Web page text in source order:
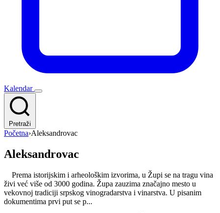
Kalendar
Pretraži
Početna›Aleksandrovac
Aleksandrovac
Prema istorijskim i arheološkim izvorima, u Župi se na tragu vina
živi već više od 3000 godina. Župa zauzima značajno mesto u
vekovnoj tradiciji srpskog vinogradarstva i vinarstva. U pisanim
dokumentima prvi put se p...